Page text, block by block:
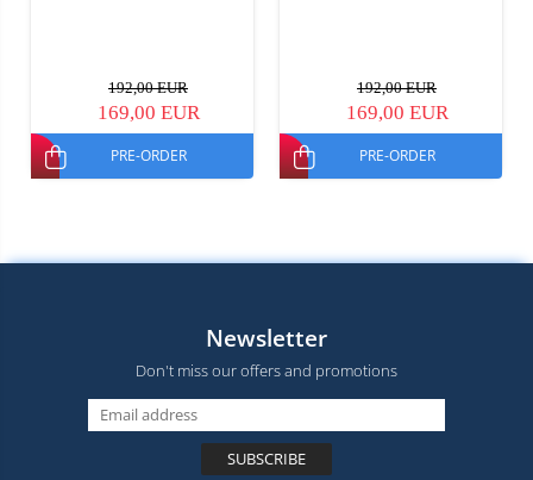
192,00 EUR
169,00 EUR
PRE-ORDER
192,00 EUR
169,00 EUR
PRE-ORDER
Newsletter
Don't miss our offers and promotions